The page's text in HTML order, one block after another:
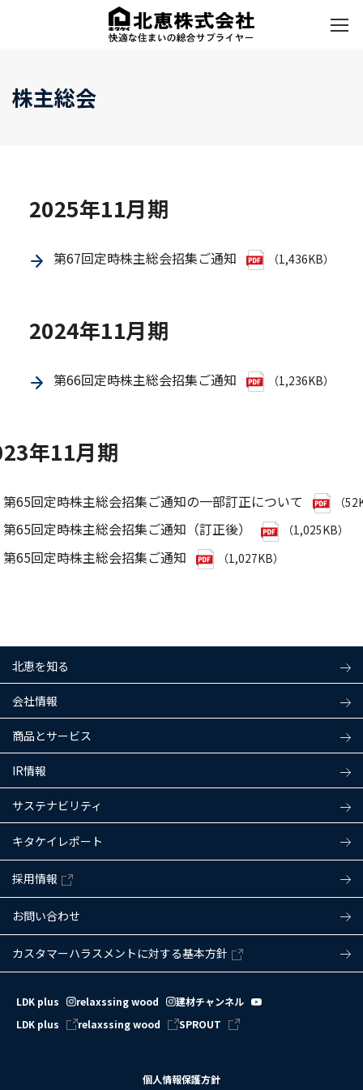
株主総会
2025年11月期
第67回定時株主総会招集ご通知 （1,436KB）
2024年11月期
第66回定時株主総会招集ご通知 （1,236KB）
年11月期
第65回定時株主総会招集ご通知の一部訂正について （
第65回定時株主総会招集ご通知（訂正後） （1,025KB）
第65回定時株主総会招集ご通知 （1,027KB）
北恵を知る
会社情報
商品とサービス
IR情報
サステナビリティ
キタケイレポート
採用情報
お問い合わせ
カスタマーハラスメントに対する基本方針
LDK plus relaxssing wood
建材チャンネル
LDK plus
relaxssing wood SPROUT
個人情報保護方針